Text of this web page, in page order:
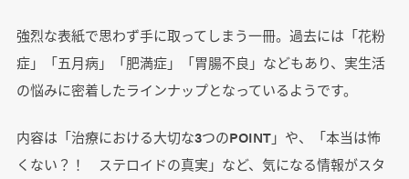
強烈な表紙で思わず手に取ってしまう一冊。過去には「花粉
症」「五月病」「肥満症」「胃腸不良」などもあり、実生活
の悩みに密着したラインナップとなっているようです。
内容は「治療における大切な3つのPOINT」や、「本当は怖
くない？！ ステロイドの真実」など、気になる情報がスタ